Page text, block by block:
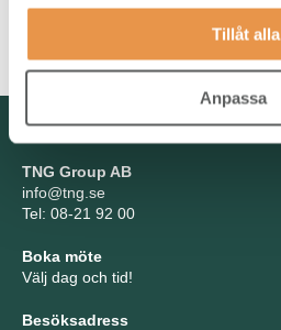
Tillåt alla
Anpassa
Kontakta oss
TNG Group AB
info@tng.se
Tel: 08-21 92 00
Boka möte
Välj dag och tid!
Besöksadress